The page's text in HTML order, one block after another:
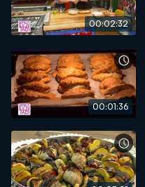
00:02:32
00:01:36